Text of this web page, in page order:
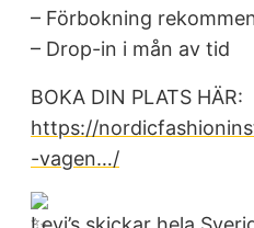
– Förbokning
– Drop-in i mån av tid
BOKA DIN PLATS HÄR:
https://
-vagen…/